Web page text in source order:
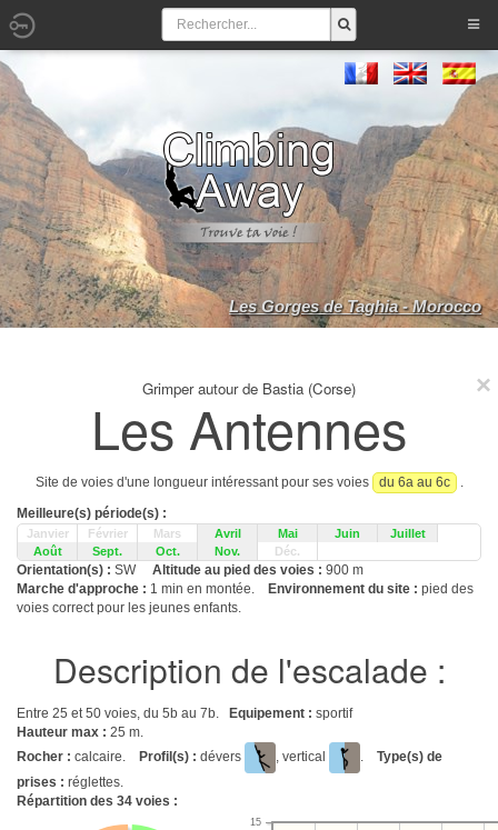
Les Gorges de Taghia - Morocco
Grimper autour de Bastia (Corse)
Les Antennes
Site de voies d'une longueur intéressant pour ses voies du 6a au 6c
.
Meilleure(s) période(s) :
Janvier Février Mars Avril Mai Juin
Juillet
Août
Sept. Oct. Nov. Déc.
Orientation(s) : SW Altitude au pied des voies : 900 m
Marche d'approche : 1 min en montée. Environnement du site : pied des
voies correct pour les jeunes enfants.
Description de l'escalade :
Entre 25 et 50 voies, du 5b au 7b. Equipement : sportif
Hauteur max : 25 m.
Rocher : calcaire. Profil(s) : dévers , vertical . Type(s) de
prises : réglettes.
Répartition des 34 voies :
15